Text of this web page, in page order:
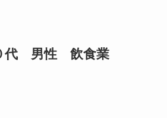
代 男性 飲食業